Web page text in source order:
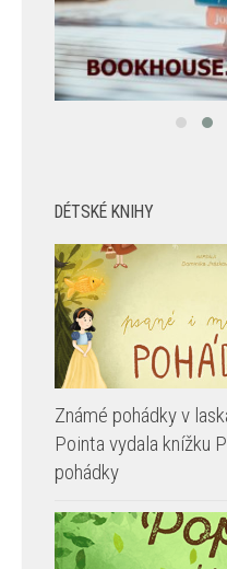
DÉTSKÉ KNIHY
Známé pohádky v
Pointa vydala knížku
pohádky